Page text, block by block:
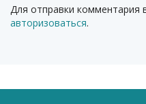
Для отправки комментария
авторизоваться.